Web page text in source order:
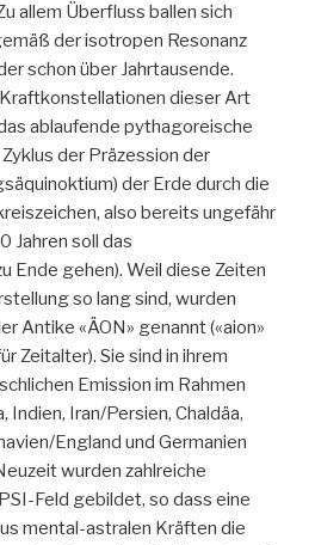
allem Überfluss ballen sich
der isotropen Resonanz
schon über Jahrtausende.
dieser Art
ablaufende pythagoreische
Zyklus der Präzession der
der Erde durch die
also bereits ungefähr
Jahren soll das
Ende gehen). Weil diese Zeiten
so lang sind, wurden
Antike «ÄON» genannt («aion»
Zeitalter). Sie sind in ihrem
Emission im Rahmen
Indien, Iran/Persien, Chaldäa,
England und Germanien
wurden zahlreiche
Feld gebildet, so dass eine
mental-astralen Kräften die